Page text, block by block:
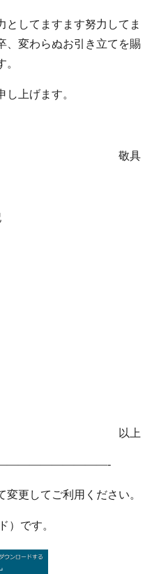
としてますます努力してま
、変わらぬお引き立てを賜
し上げます。
敬具
以上
更してご利用ください。
）です。